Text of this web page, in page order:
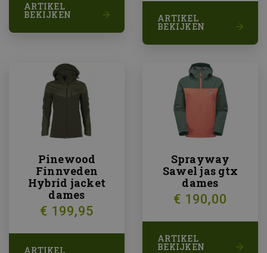
ARTIKEL
BEKIJKEN ARTIKEL
BEKIJKEN
Pinewood
Finnveden
Hybrid jacket
dames
€ 199,95
ARTIKEL
Sprayway
Sawel jas gtx
dames
€ 190,00
ARTIKEL
BEKIJKEN